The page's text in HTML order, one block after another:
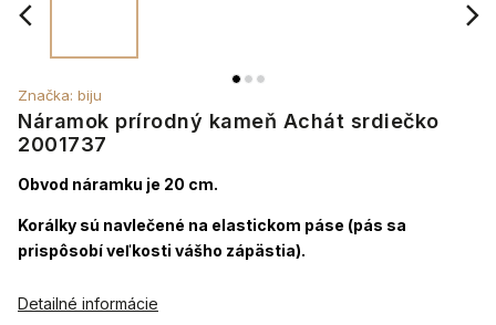
Náramok prírodný kameň Achát srdiečko
2001737
Značka: biju
Obvod náramku je 20 cm.
Korálky sú navlečené na elastickom páse (pás sa
prispôsobí veľkosti vášho zápästia).
Detailné informácie